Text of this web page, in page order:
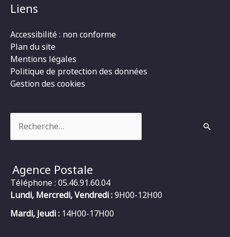
Liens
Accessibilité : non conforme
Plan du site
Mentions légales
Politique de protection des données
Gestion des cookies
Agence Postale
Téléphone : 05.46.91.60.04
Lundi, Mercredi, Vendredi :9H00-12H00
Mardi, Jeudi : 14H00-17H00